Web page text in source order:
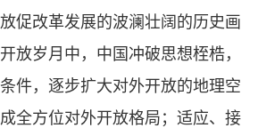
促改革发展的波澜壮阔的历史画
放岁月中，中国冲破思想桎梏，
件，逐步扩大对外开放的地理空
全方位对外开放格局；适应、接